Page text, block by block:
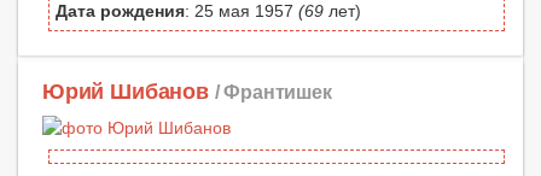
Дата рождения: 25 мая 1957 (69 лет)
Юрий Шибанов / Франтишек